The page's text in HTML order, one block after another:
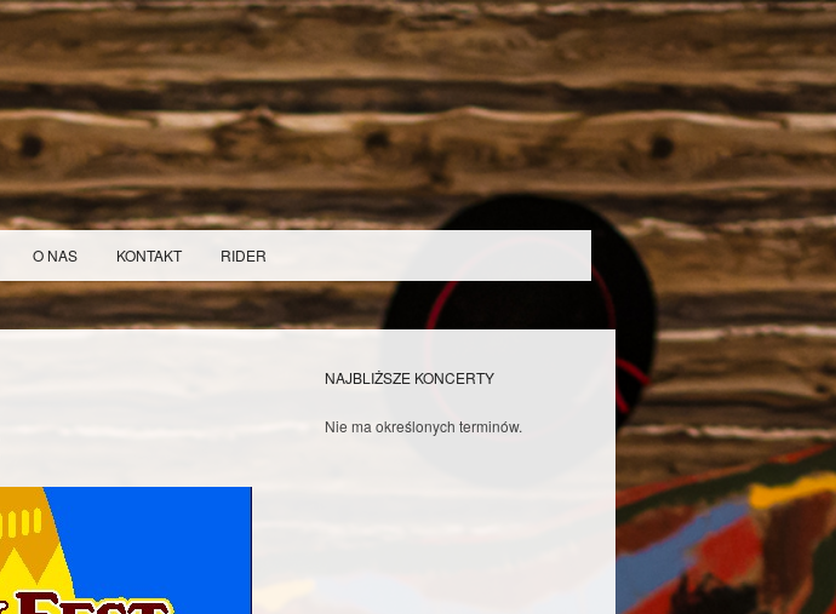
O NAS KONTAKT RIDER
NAJBLIŻSZE KONCERTY
Nie ma określonych terminów.